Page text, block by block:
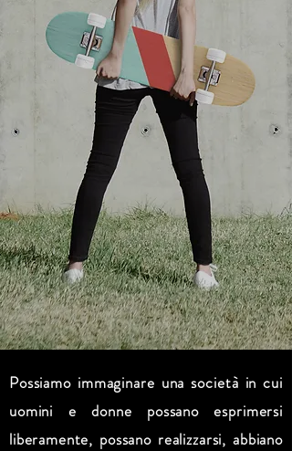
Possiamo immaginare una società in cui
uomini e donne possano esprimersi
liberamente, possano realizzarsi, abbiano